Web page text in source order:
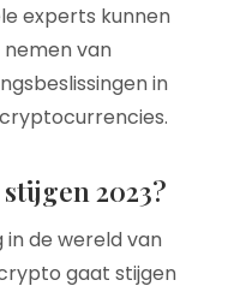
experts kunnen
van
in
2023?
in de wereld van
gaat stijgen